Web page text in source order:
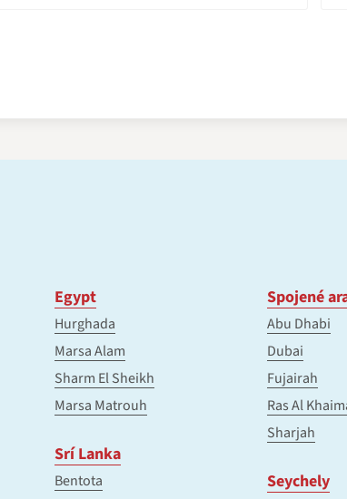
Egypt
Hurghada
Marsa Alam
Sharm El Sheikh
Marsa Matrouh
Srí Lanka
Bentota
Spojené
Abu Dhabi
Dubai
Fujairah
Ras Al
Sharjah
Seychely